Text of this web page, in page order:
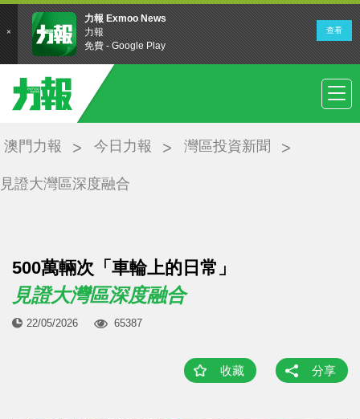
澳門力報 今日力報 灣區投資新聞
見證大灣區深度融合
500萬輛次「車輪上的日常」
見證大灣區深度融合
22/05/2026 65387
收藏 分享